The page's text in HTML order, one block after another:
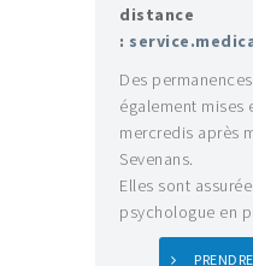
distance
:
Des
également mises
mercredis après
Sevenans.
Elles sont
psychologue en